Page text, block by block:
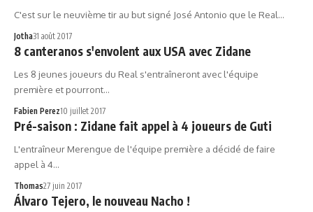
C'est sur le neuvième tir au but signé José Antonio que le Real…
Jotha31 août 2017
8 canteranos s'envolent aux USA avec Zidane
Les 8 jeunes joueurs du Real s'entraîneront avec l'équipe
première et pourront…
Fabien Perez10 juillet 2017
Pré-saison : Zidane fait appel à 4 joueurs de Guti
L'entraîneur Merengue de l'équipe première a décidé de faire
appel à 4…
Thomas27 juin 2017
Álvaro Tejero, le nouveau Nacho !